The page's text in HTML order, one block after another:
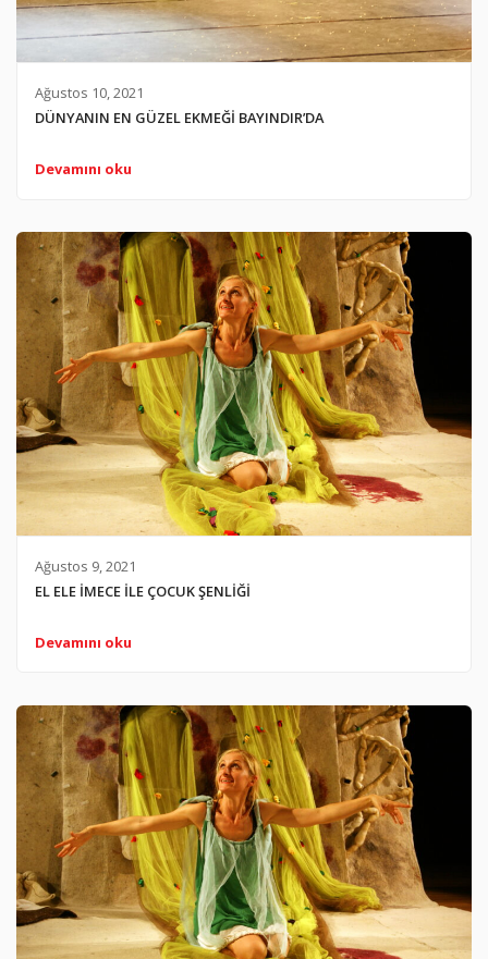
Ağustos 10, 2021
DÜNYANIN EN GÜZEL EKMEĞİ BAYINDIR’DA
Devamını oku
Ağustos 9, 2021
EL ELE İMECE İLE ÇOCUK ŞENLİĞİ
Devamını oku